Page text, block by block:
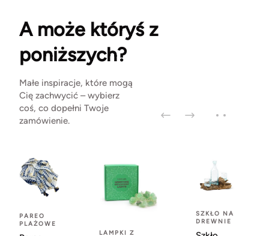
A może któryś z
poniższych?
Małe inspiracje, które mogą
Cię zachwycić – wybierz
coś, co dopełni Twoje
zamówienie.
PAREO
PLAŻOWE
LAMPKI Z
SZKŁO NA
DREWNIE